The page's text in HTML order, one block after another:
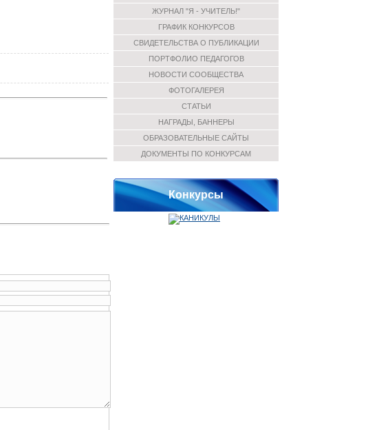
ЖУРНАЛ "Я - УЧИТЕЛЬ!"
ГРАФИК КОНКУРСОВ
СВИДЕТЕЛЬСТВА О ПУБЛИКАЦИИ
ПОРТФОЛИО ПЕДАГОГОВ
НОВОСТИ СООБЩЕСТВА
ФОТОГАЛЕРЕЯ
СТАТЬИ
НАГРАДЫ, БАННЕРЫ
ОБРАЗОВАТЕЛЬНЫЕ САЙТЫ
ДОКУМЕНТЫ ПО КОНКУРСАМ
Конкурсы